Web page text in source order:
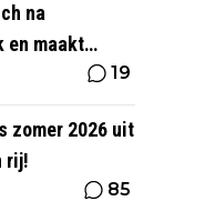
na
en maakt
opponent
19
zomer 2026 uit
rij!
85